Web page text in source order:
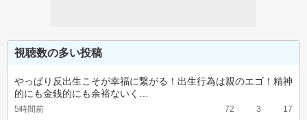
視聴数の多い投稿
やっぱり反出生こそが幸福に繋がる！出生行為は親のエゴ！精神
的にも金銭的にも余裕ないく…
5時間前 72 3 17